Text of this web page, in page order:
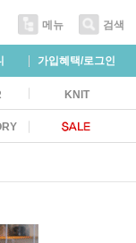
메뉴 검색
가입혜택/로그인
KNIT